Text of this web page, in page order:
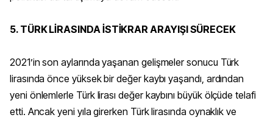
5. TÜRK LİRASINDA İSTİKRAR ARAYIŞI SÜRECEK
2021’in son aylarında yaşanan gelişmeler sonucu Türk
lirasında önce yüksek bir değer kaybı yaşandı, ardından
yeni önlemlerle Türk lirası değer kaybını büyük ölçüde telafi
etti. Ancak yeni yıla girerken Türk lirasında oynaklık ve